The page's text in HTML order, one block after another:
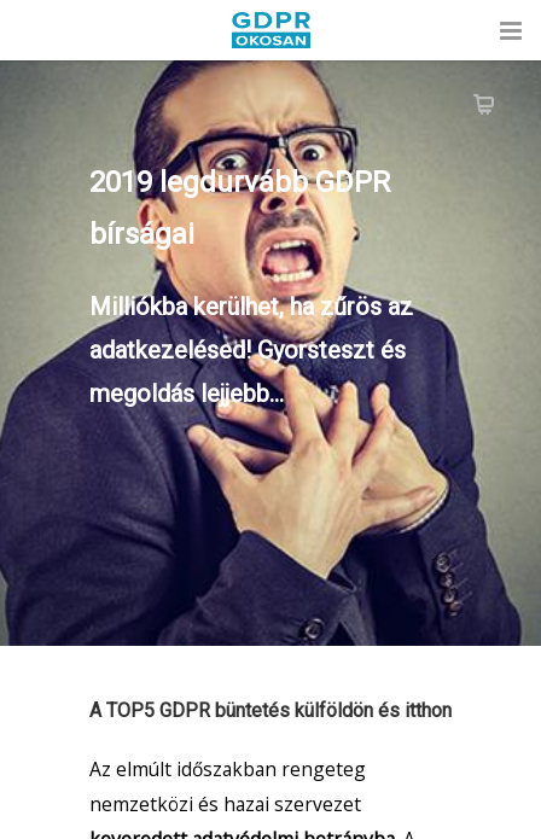
2019 legdurvább GDPR
bírságai
Milliókba kerülhet, ha zűrös az
adatkezelésed! Gyorsteszt és
megoldás lejjebb…
A TOP5 GDPR büntetés külföldön és itthon
Az elmúlt időszakban rengeteg
nemzetközi és hazai szervezet